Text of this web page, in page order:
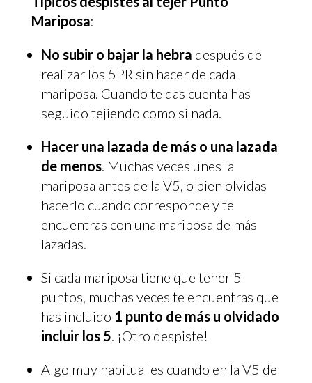
Mariposa:
No subir o bajar la hebra después de
realizar los 5PR sin hacer de cada
mariposa. Cuando te das cuenta has
seguido tejiendo como si nada.
Hacer una lazada de más o una lazada
de menos. Muchas veces unes la
mariposa antes de la V5, o bien olvidas
hacerlo cuando corresponde y te
encuentras con una mariposa de más
lazadas.
Si cada mariposa tiene que tener 5
puntos, muchas veces te encuentras que
has incluido 1 punto de más u olvidado
incluir los 5. ¡Otro despiste!
Algo muy habitual es cuando en la V5 de